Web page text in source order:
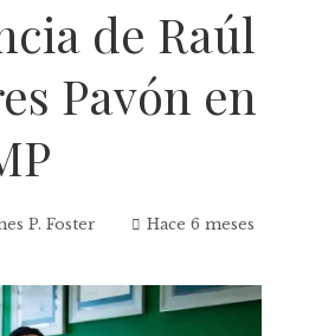
de Raúl
Pavón en
P. Foster Hace 6 meses